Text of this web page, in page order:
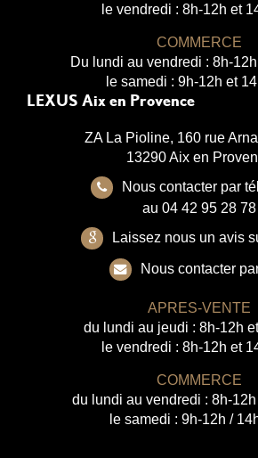
le vendredi : 8h-12h et
COMMERCE
Du lundi au vendredi : 8h-
le samedi : 9h-12h et
LEXUS Aix en Provence
ZA La Pioline, 160 rue
13290 Aix en
Nous contacter par
au 04 42 95 28 78
Laissez nous un avis
Nous contacter
APRES-VENTE
du lundi au jeudi : 8h-12h
le vendredi : 8h-12h et
COMMERCE
du lundi au vendredi : 8h-
le samedi : 9h-12h /